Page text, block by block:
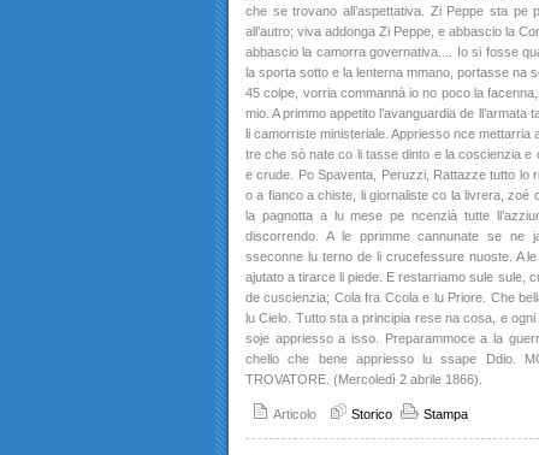
che se trovano all’aspettativa. Zi Peppe sta pe
all’autro; viva addonga Zi Peppe, e abbascio la
abbascio la camorra governativa.... Io si fosse
la sporta sotto e la lenterna mmano, portasse na
45 colpe, vorria commannà io no poco la
mio. A primmo appetito l’avanguardia de
li camorriste ministeriale. Appriesso nce mettarria
tre che sò nate co li tasse dinto e la coscienzia e
e crude. Po Spaventa, Peruzzi, Rattazze tutto lo
o a fianco a chiste, li giornaliste co la livrera, zoé
la pagnotta a lu mese pe ncenzià tutte
discorrendo. A le pprimme cannunate se ne
sseconne lu terno de li crucefessure nuoste. A
ajutato a tirarce li piede. E restarriamo sule sule,
de cuscienzia; Cola fra Ccola e lu Priore. Che
lu Cielo. Tutto sta a principia rese na cosa, e
soje appriesso a isso. Preparammoce a la
chello che bene appriesso lu ssape Ddio.
TROVATORE. (Mercoledì 2 abrile 1866).
Articolo Storico Stampa